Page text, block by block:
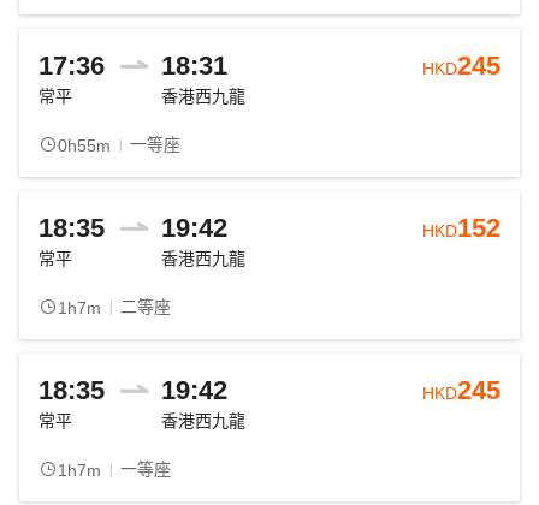
17:36 18:31
常平 香港西九龍
0h55m 一等座
HKD245
18:35 19:42
常平 香港西九龍
1h7m 二等座
HKD152
18:35 19:42
常平 香港西九龍
1h7m 一等座
HKD245